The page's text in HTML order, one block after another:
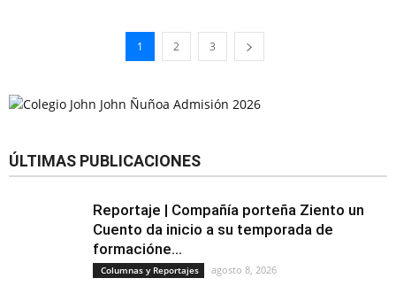
1 2 3
ÚLTIMAS PUBLICACIONES
Reportaje | Compañía porteña Ziento un
Cuento da inicio a su temporada de
formacióne...
Columnas y Reportajes agosto 8, 2026